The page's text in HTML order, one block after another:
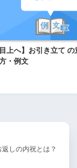
目上へ】お引き立て
・例文
返しの内祝とは？